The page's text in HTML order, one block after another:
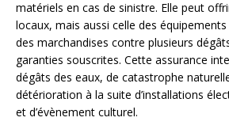
matériels en cas de sinistre. Elle peut
locaux, mais aussi celle des
des marchandises contre plusieurs
garanties souscrites. Cette assurance
dégâts des eaux, de catastrophe
détérioration à la suite d’installations
et d’évènement culturel.